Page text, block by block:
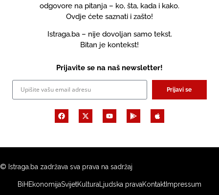
odgovore na pitanja – ko, šta, kada i kako.
Ovdje ćete saznati i zašto!
Istraga.ba – nije dovoljan samo tekst.
Bitan je kontekst!
Prijavite se na naš newsletter!
Prijavi se
© Istraga.ba zadržava sva prava na sadržaj
BiHEkonomijaSvijetKulturaLjudska pravaKontaktImpressum